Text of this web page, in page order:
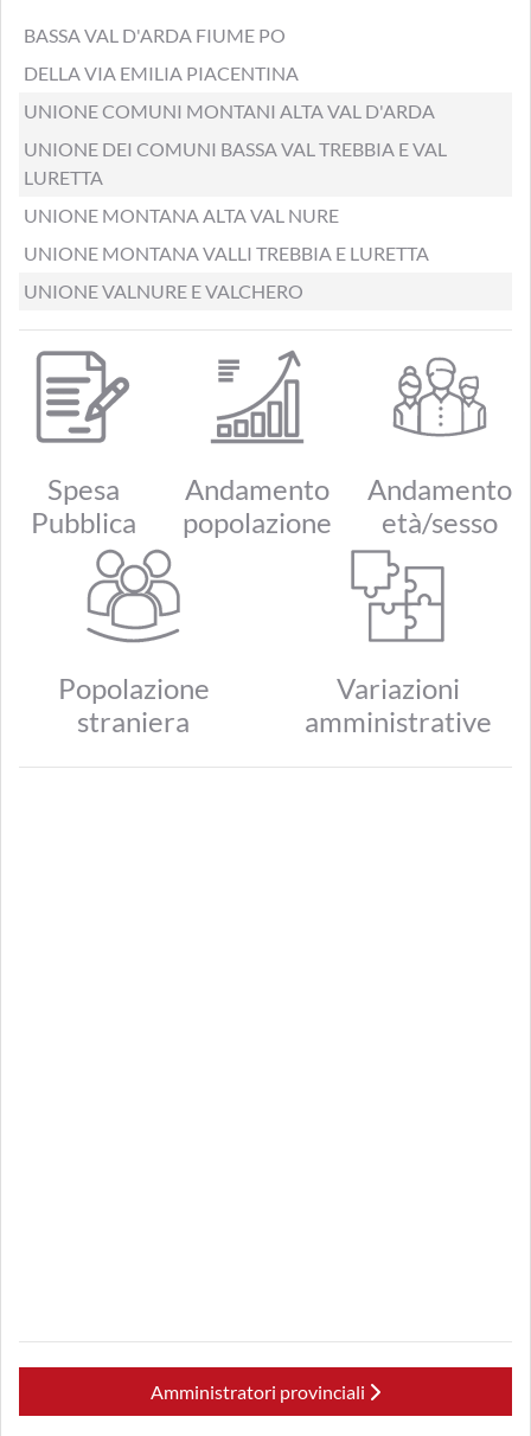
BASSA VAL D'ARDA FIUME PO
DELLA VIA EMILIA PIACENTINA
UNIONE COMUNI MONTANI ALTA VAL D'ARDA
UNIONE DEI COMUNI BASSA VAL TREBBIA E VAL
LURETTA
UNIONE MONTANA ALTA VAL NURE
UNIONE MONTANA VALLI TREBBIA E LURETTA
UNIONE VALNURE E VALCHERO
Spesa
Pubblica
Andamento
popolazione
Andamento
età/sesso
Popolazione
straniera
Variazioni
amministrative
Amministratori provinciali